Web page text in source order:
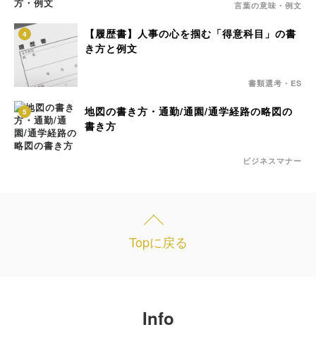
言葉の意味・例文
4
【履歴書】人事の心を掴む「得意科目」の書
き方と例文
書類選考・ES
5
地図の書き方・通勤/通園/通学経路の略図の
書き方
ビジネスマナー
Topに戻る
Info